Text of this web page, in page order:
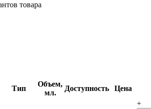
товара
Тип
Объем,
мл.
Доступность Цена
+